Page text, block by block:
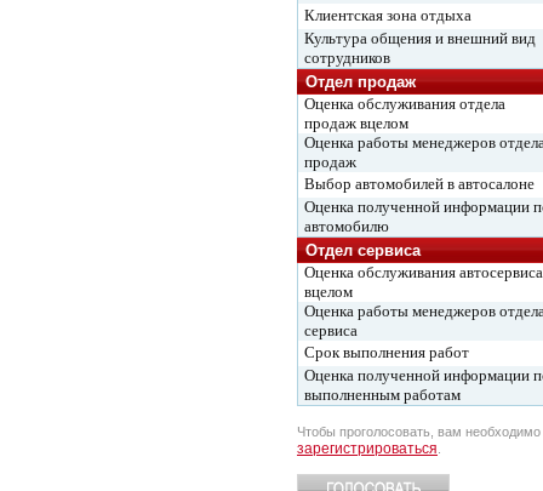
Клиентская зона отдыха
Культура общения и внешний вид
сотрудников
Отдел продаж
Оценка обслуживания отдела
продаж вцелом
Оценка работы менеджеров
продаж
Выбор автомобилей в автосалоне
Оценка полученной информации
автомобилю
Отдел сервиса
Оценка обслуживания автосервиса
вцелом
Оценка работы менеджеров
сервиса
Срок выполнения работ
Оценка полученной информации
выполненным работам
Чтобы проголосовать, вам необходимо
зарегистрироваться